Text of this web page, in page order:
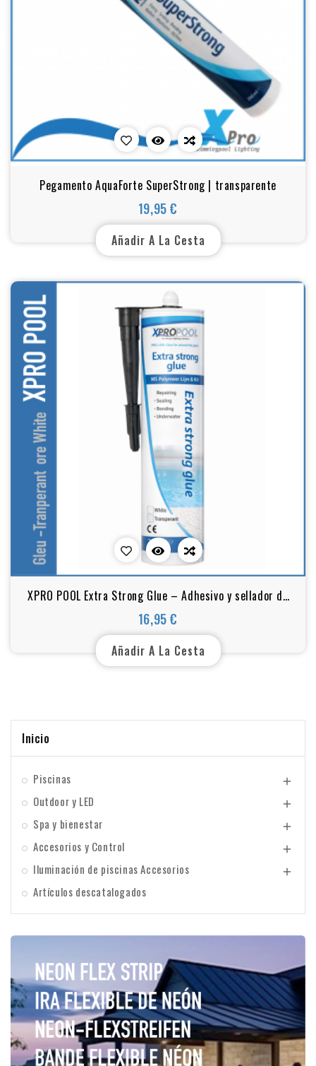
Pegamento AquaForte SuperStrong | transparente
19,95 €
Precio
Añadir A La Cesta
XPRO POOL Extra Strong Glue – Adhesivo y sellador de
polímero MS (290 ml)
16,95 €
Precio
Añadir A La Cesta
Inicio
Piscinas 
Outdoor y LED 
Spa y bienestar 
Accesorios y Control 
Iluminación de piscinas Accesorios 
Artículos descatalogados